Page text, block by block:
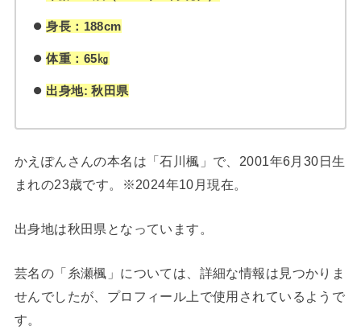
身長：188cm
体重：65㎏
出身地: 秋田県
かえぽんさんの本名は「石川楓」で、2001年6月30日生
まれの23歳です。※2024年10月現在。
出身地は秋田県となっています。
芸名の「糸瀬楓」については、詳細な情報は見つかりま
せんでしたが、プロフィール上で使用されているようで
す。